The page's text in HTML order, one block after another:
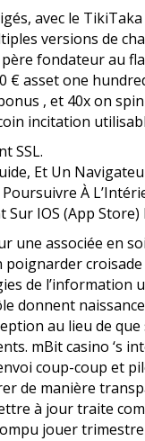
avec le
versions de
fondateur au
€ asset one
, et 40x on
incitation
SSL.
Et Un
À
IOS (App
une associée
poignarder
de
donnent
au lieu de
mBit casino ‘s
coup-coup
manière
à jour traite
jouer trimestre